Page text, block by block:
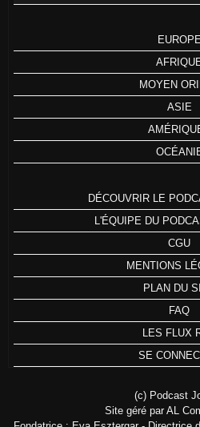
EUROPE
MOYEN
ASIE
DÉCOUVRIR LE
L'ÉQUIPE DU
CGU
MENTIONS
PLAN DU
FAQ
LES FLUX
SE
(c) Podcast
Site géré par AL